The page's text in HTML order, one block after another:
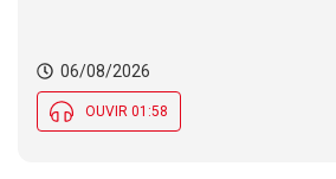
06/08/2026
OUVIR 01:58